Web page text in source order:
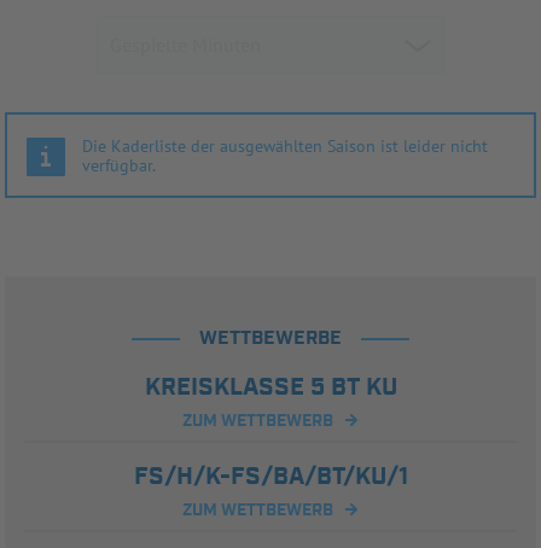
Die Kaderliste der ausgewählten Saison ist leider nicht
verfügbar.
WETTBEWERBE
KREISKLASSE 5 BT KU
ZUM WETTBEWERB
FS/H/K-FS/BA/BT/KU/1
ZUM WETTBEWERB